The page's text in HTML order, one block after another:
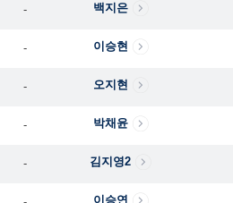
- 백지은
- 이승현
- 오지현
- 박채윤
- 김지영2
이승연